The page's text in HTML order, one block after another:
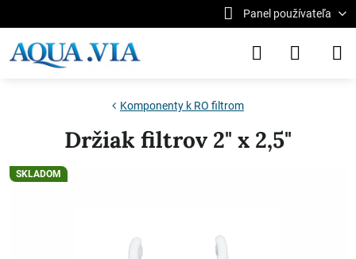
Panel používateľa
SKLADOM
Komponenty k RO filtrom
Držiak filtrov 2" x 2,5"